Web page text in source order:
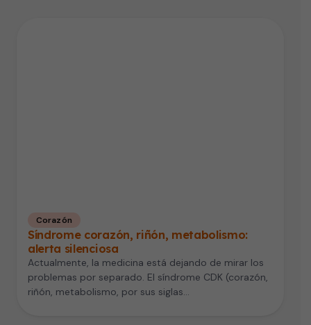
Corazón
Síndrome corazón, riñón, metabolismo:
alerta silenciosa
Actualmente, la medicina está dejando de mirar los
problemas por separado. El síndrome CDK (corazón,
riñón, metabolismo, por sus siglas…